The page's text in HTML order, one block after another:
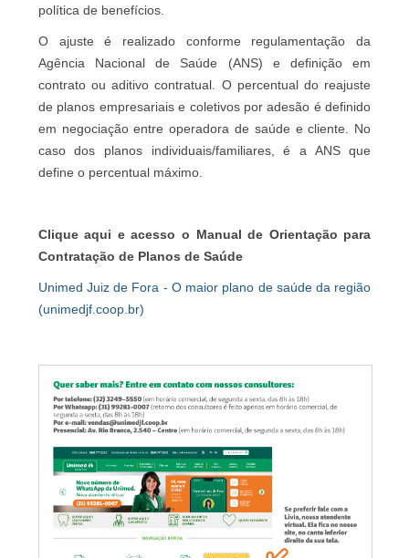
política de benefícios.
O ajuste é realizado conforme regulamentação da
Agência Nacional de Saúde (ANS) e definição em
contrato ou aditivo contratual. O percentual do reajuste
de planos empresariais e coletivos por adesão é definido
em negociação entre operadora de saúde e cliente. No
caso dos planos individuais/familiares, é a ANS que
define o percentual máximo.
Clique aqui e acesso o Manual de Orientação para
Contratação de Planos de Saúde
Unimed Juiz de Fora - O maior plano de saúde da região
(unimedjf.coop.br)